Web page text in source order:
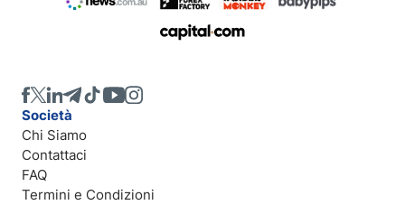
Società
Chi Siamo
Contattaci
FAQ
Termini e Condizioni